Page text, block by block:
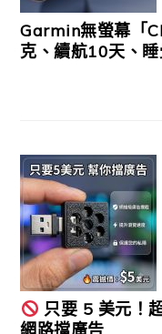
Garmin無螢幕「
克、續航10天、
只要 5 美元！